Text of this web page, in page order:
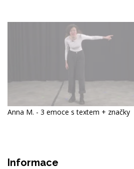
Anna M. - 3 emoce s textem + značky
Informace